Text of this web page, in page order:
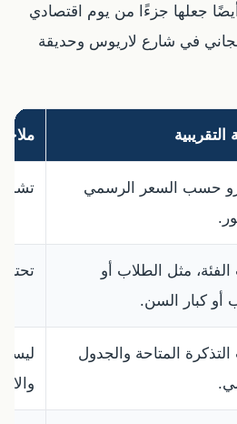
جعلها جزءًا من يوم اقتصادي
في شارع لاريوس وحديقة
التقريبية
يورو حسب السعر الرسمي
مثل الطلاب أو
أو كبار السن.
المتاحة والجدول